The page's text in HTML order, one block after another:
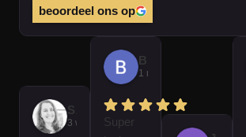
beoordeel ons op
3 weken geleden
1 maand geleden
Super